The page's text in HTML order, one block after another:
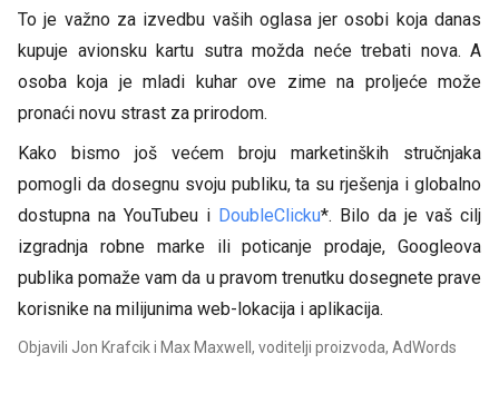
To je važno za izvedbu vaših oglasa jer osobi koja danas
kupuje avionsku kartu sutra možda neće trebati nova. A
osoba koja je mladi kuhar ove zime na proljeće može
pronaći novu strast za prirodom.
Kako bismo još većem broju marketinških stručnjaka
pomogli da dosegnu svoju publiku, ta su rješenja i globalno
dostupna na YouTubeu i DoubleClicku*. Bilo da je vaš cilj
izgradnja robne marke ili poticanje prodaje, Googleova
publika pomaže vam da u pravom trenutku dosegnete prave
korisnike na milijunima web-lokacija i aplikacija.
Objavili Jon Krafcik i Max Maxwell, voditelji proizvoda, AdWords